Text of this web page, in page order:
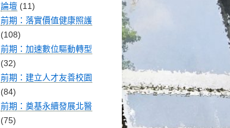
論壇 (11)
前期：落實價值健康照護
(108)
前期：加速數位驅動轉型
(32)
前期：建立人才友善校園
(84)
前期：奠基永續發展北醫
(75)